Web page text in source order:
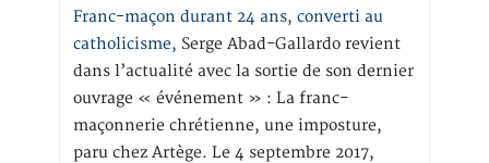
Franc-maçon durant 24 ans, converti au
catholicisme, Serge Abad-Gallardo revient
dans l’actualité avec la sortie de son dernier
ouvrage « événement » : La franc-
maçonnerie chrétienne, une imposture,
paru chez Artège. Le 4 septembre 2017,